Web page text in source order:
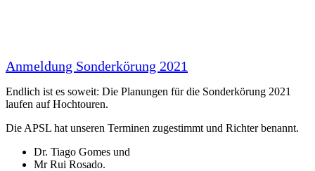
Anmeldung Sonderkörung 2021
Endlich ist es soweit: Die Planungen für die Sonderkörung 2021
laufen auf Hochtouren.
Die APSL hat unseren Terminen zugestimmt und Richter benannt.
Dr. Tiago Gomes und
Mr Rui Rosado.